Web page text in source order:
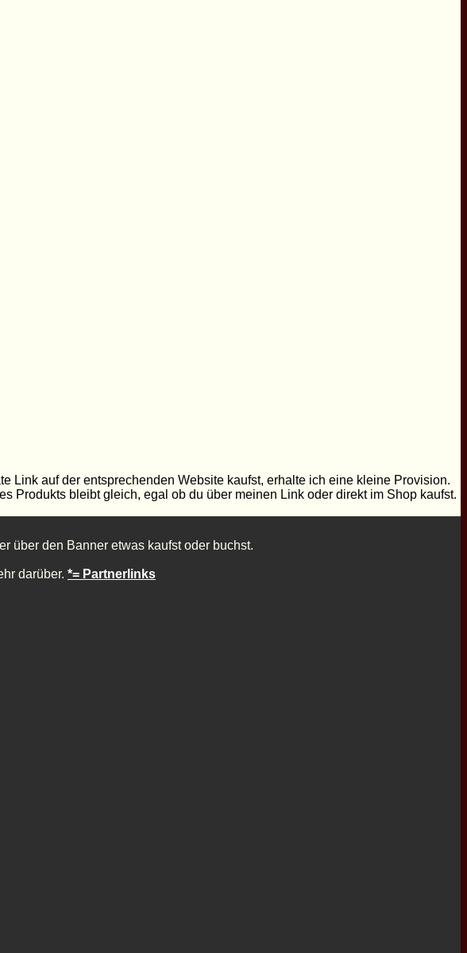
Link auf der entsprechenden Website kaufst, erhalte ich eine kleine Provision.
Produkts bleibt gleich, egal ob du über meinen Link oder direkt im Shop kaufst.
über den Banner etwas kaufst oder buchst.
darüber. *= Partnerlinks